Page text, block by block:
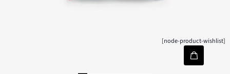
[node-product-wishlist]